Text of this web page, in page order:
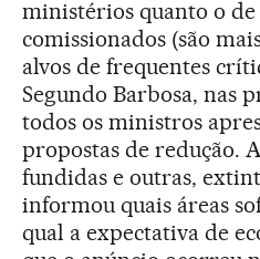
ministérios quanto o
comissionados (são
alvos de frequentes
Segundo Barbosa, nas
todos os ministros
propostas de redução.
fundidas e outras,
informou quais áreas
qual a expectativa de